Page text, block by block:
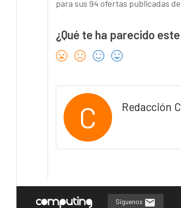
para sus 94 ofertas publicadas
¿Qué te ha parecido
C Redacción
Síguenos